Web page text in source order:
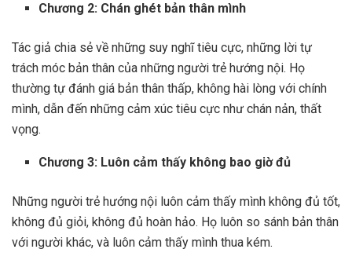
Chương 2: Chán ghét bản thân mình
Tác giả chia sẻ về những suy nghĩ tiêu cực, những lời tự
trách móc bản thân của những người trẻ hướng nội. Họ
thường tự đánh giá bản thân thấp, không hài lòng với chính
mình, dẫn đến những cảm xúc tiêu cực như chán nản, thất
vọng.
Chương 3: Luôn cảm thấy không bao giờ đủ
Những người trẻ hướng nội luôn cảm thấy mình không đủ tốt,
không đủ giỏi, không đủ hoàn hảo. Họ luôn so sánh bản thân
với người khác, và luôn cảm thấy mình thua kém.